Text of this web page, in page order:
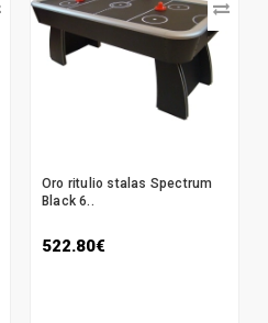
Oro ritulio stalas Spectrum
Black 6..
522.80€